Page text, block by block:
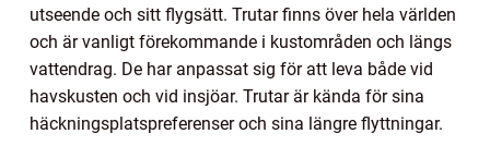
utseende och sitt flygsätt. Trutar finns över hela världen
och är vanligt förekommande i kustområden och längs
vattendrag. De har anpassat sig för att leva både vid
havskusten och vid insjöar. Trutar är kända för sina
häckningsplatspreferenser och sina längre flyttningar.